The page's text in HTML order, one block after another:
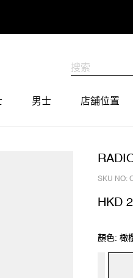
男士 店舖位置
SKU NO:
HKD
顏色: 橄